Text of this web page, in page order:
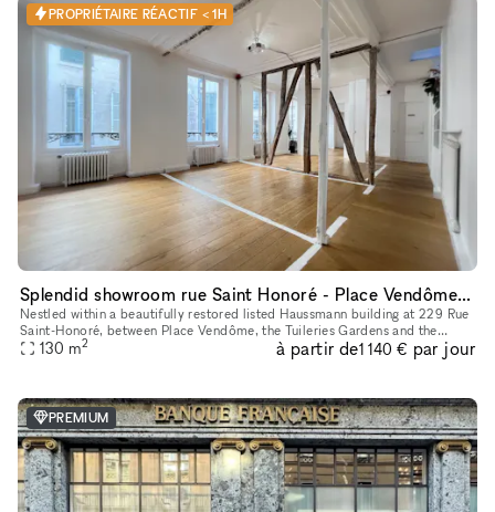
PROPRIÉTAIRE RÉACTIF < 1H
Splendid showroom rue Saint Honoré - Place Vendôme, in the heart of Paris fashion & culture district.
Nestled within a beautifully restored listed Haussmann building at 229 Rue
Saint-Honoré, between Place Vendôme, the Tuileries Gardens and the
Louvre, 229LAB offers one of Paris' most prestigious addr
130 m2 à partir de1 140 € par jour
PREMIUM